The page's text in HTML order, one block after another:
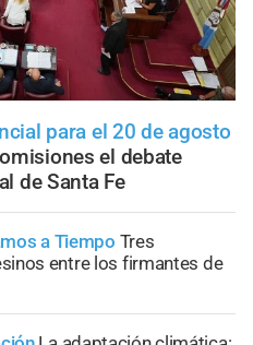
para el 20 de agosto
el debate
de Santa Fe
a Tiempo Tres
entre los firmantes de